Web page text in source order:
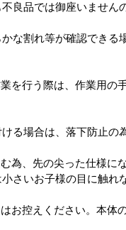
良品では御座いません
な割れ等が確認できる
を行う際は、作業用の
る場合は、落下防止の
為、先の尖った仕様に
さいお子様の目に触れ
お控えください。本体